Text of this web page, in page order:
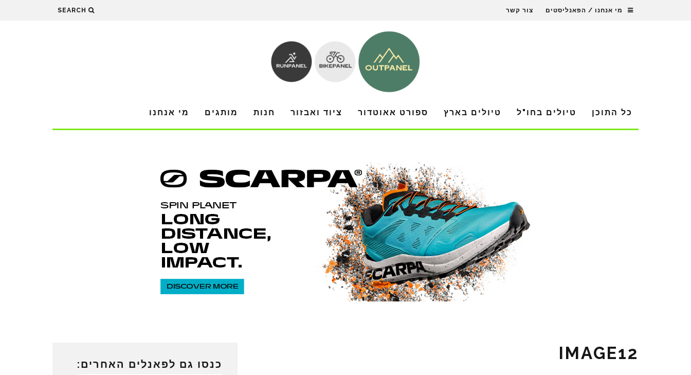
מי אנחנו / הפאנליסטים צור קשר SEARCH
כל התוכן טיולים בחו"ל טיולים בארץ ספורט אאוטדור ציוד ואבזור חנות מותגים מי אנחנו
IMAGE12
כנסו גם לפאנלים האחרים: